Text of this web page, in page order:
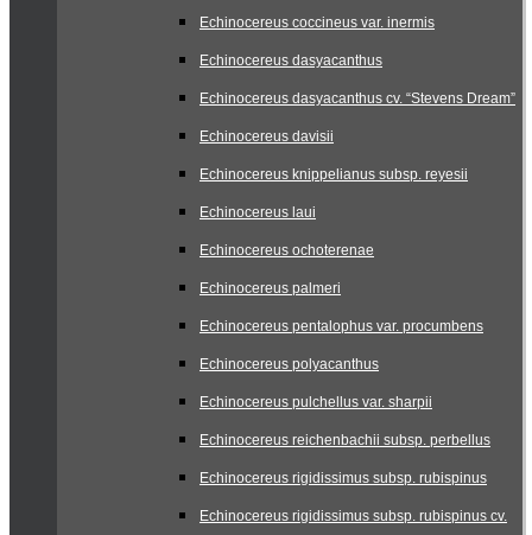
Echinocereus coccineus var. inermis
Echinocereus dasyacanthus
Echinocereus dasyacanthus cv. “Stevens Dream”
Echinocereus davisii
Echinocereus knippelianus subsp. reyesii
Echinocereus laui
Echinocereus ochoterenae
Echinocereus palmeri
Echinocereus pentalophus var. procumbens
Echinocereus polyacanthus
Echinocereus pulchellus var. sharpii
Echinocereus reichenbachii subsp. perbellus
Echinocereus rigidissimus subsp. rubispinus
Echinocereus rigidissimus subsp. rubispinus cv.